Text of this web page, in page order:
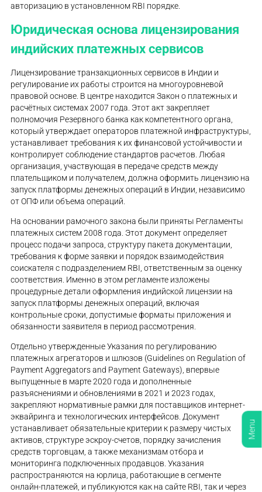
авторизацию в установленном RBI порядке.
Юридическая основа лицензирования
индийских платежных сервисов
Лицензирование транзакционных сервисов в Индии и
регулирование их работы строится на многоуровневой
правовой основе. В центре находится Закон о платежных и
расчётных системах 2007 года. Этот акт закрепляет
полномочия Резервного банка как компетентного органа,
который утверждает операторов платежной инфраструктуры,
устанавливает требования к их финансовой устойчивости и
контролирует соблюдение стандартов расчетов. Любая
организация, участвующая в передаче средств между
плательщиком и получателем, должна оформить лицензию на
запуск платформы денежных операций в Индии, независимо
от ОПФ или объема операций.
На основании рамочного закона были приняты Регламенты
платежных систем 2008 года. Этот документ определяет
процесс подачи запроса, структуру пакета документации,
требования к форме заявки и порядок взаимодействия
соискателя с подразделением RBI, ответственным за оценку
соответствия. Именно в этом регламенте изложены
процедурные детали оформления индийской лицензии на
запуск платформы денежных операций, включая
контрольные сроки, допустимые форматы приложения и
обязанности заявителя в период рассмотрения.
Отдельно утвержденные Указания по регулированию
платежных агрегаторов и шлюзов (Guidelines on Regulation of
Payment Aggregators and Payment Gateways), впервые
выпущенные в марте 2020 года и дополненные
разъяснениями и обновлениями в 2021 и 2023 годах,
закрепляют нормативные рамки для поставщиков интернет-
эквайринга и технологических интерфейсов. Документ
устанавливает обязательные критерии к размеру чистых
активов, структуре эскроу-счетов, порядку зачисления
средств торговцам, а также механизмам отбора и
мониторинга подключенных продавцов. Указания
распространяются на юрлица, работающие в сегменте
онлайн-платежей, и публикуются как на сайте RBI, так и через
Menu